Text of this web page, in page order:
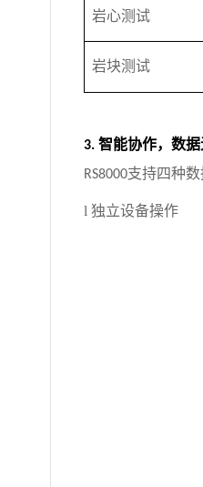
岩心测试
岩块测试
3. 智能协作，数
RS8000支持四种
l 独立设备操作